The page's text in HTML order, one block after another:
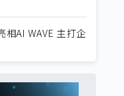
相AI WAVE 主打企